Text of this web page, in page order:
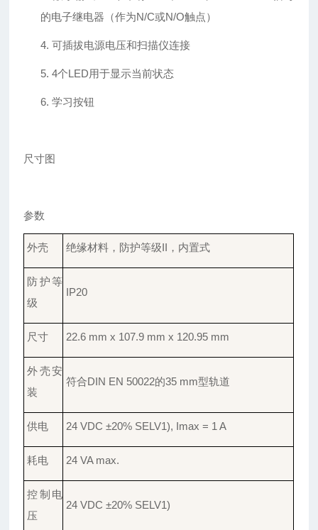
的电子继电器（作为N/C或N/O触点）
4.可插拔电源电压和扫描仪连接
5.4个LED用于显示当前状态
6.学习按钮
尺寸图
参数
外壳 绝缘材料，防护等级II，内置式
防护等
级
IP20
尺寸 22.6 mm x 107.9 mm x 120.95 mm
外壳安
装
符合DIN EN 50022的35 mm型轨道
供电 24 VDC ±20% SELV1), Imax = 1 A
耗电 24 VA max.
控制电
压
24 VDC ±20% SELV1)